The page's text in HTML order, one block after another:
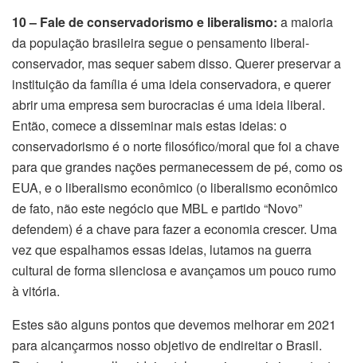
10 – Fale de conservadorismo e liberalismo: a maioria
da população brasileira segue o pensamento liberal-
conservador, mas sequer sabem disso. Querer preservar a
instituição da família é uma ideia conservadora, e querer
abrir uma empresa sem burocracias é uma ideia liberal.
Então, comece a disseminar mais estas ideias: o
conservadorismo é o norte filosófico/moral que foi a chave
para que grandes nações permanecessem de pé, como os
EUA, e o liberalismo econômico (o liberalismo econômico
de fato, não este negócio que MBL e partido “Novo”
defendem) é a chave para fazer a economia crescer. Uma
vez que espalhamos essas ideias, lutamos na guerra
cultural de forma silenciosa e avançamos um pouco rumo
à vitória.
Estes são alguns pontos que devemos melhorar em 2021
para alcançarmos nosso objetivo de endireitar o Brasil.